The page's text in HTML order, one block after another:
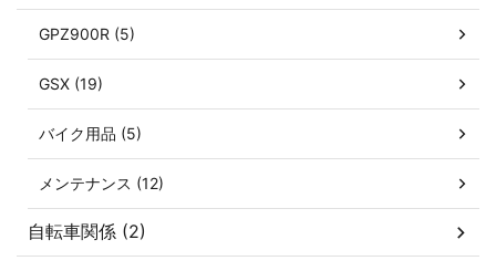
GPZ900R (5)
GSX (19)
バイク用品 (5)
メンテナンス (12)
自転車関係 (2)